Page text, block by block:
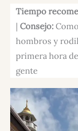
Tiempo
| Consejo:
hombros y
primera hora
gente